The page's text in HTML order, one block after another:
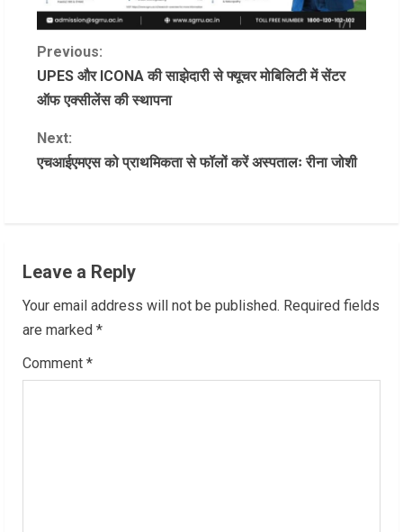
C
o
n
t
u
e
R
Previous:
UPES और ICONA की साझेदारी से फ्यूचर मोबिलिटी में सेंटर
ऑफ एक्सीलेंस की स्थापना
Next:
एचआईएमएस को प्राथमिकता से फॉलों करें अस्पतालः रीना जोशी
Leave a Reply
Your email address will not be published. Required fields
are marked *
Comment *